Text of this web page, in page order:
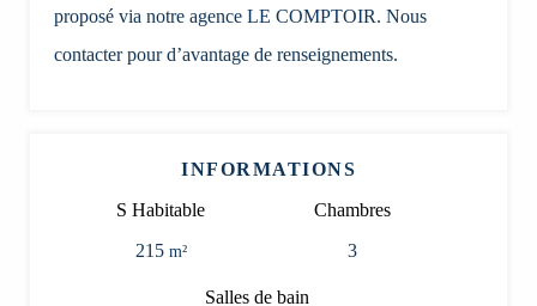
INFORMATIONS
Chambres
3
Salles de bain
S Habitable
215 m²
proposé via notre agence LE COMPTOIR. Nous
contacter pour d’avantage de renseignements.